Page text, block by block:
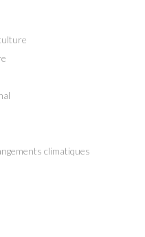
climatiques